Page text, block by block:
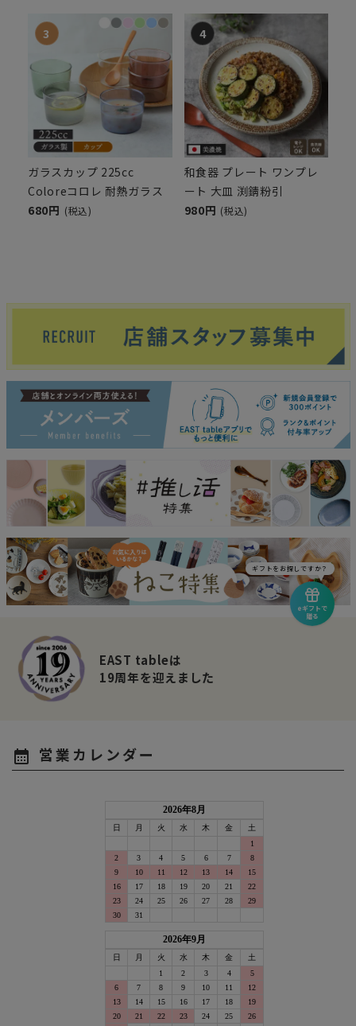
ガラスカップ 225cc
Coloreコロレ 耐熱ガラス
680円 (税込)
和食器 プレート ワンプレ
ート 大皿 渕錆粉引
980円 (税込)
EAST tableは
19周年を迎えました
calendar_month 営業カレンダー
eギフトで
贈る
ギフトをお探しですか？